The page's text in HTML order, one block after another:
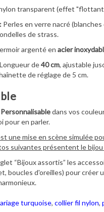
transparent (effet
Perles en verre nacré (blanches
de strass.
argenté en acier
de40 cm, ajustable
de réglage de 5 cm.
Personnalisabledans vos
pour en parler.
une mise en scène simulée
suivantes présentent le bijou
“Bijoux assortis” les
boucles d'oreilles) pour créer
turquoise, collier fil nylon,